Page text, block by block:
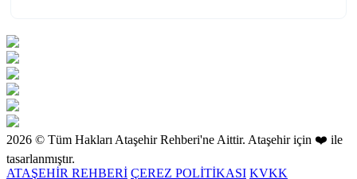
2026 © Tüm Hakları Ataşehir Rehberi'ne Aittir. Ataşehir için ❤️ ile
tasarlanmıştır.
ATAŞEHİR REHBERİ ÇEREZ POLİTİKASI KVKK